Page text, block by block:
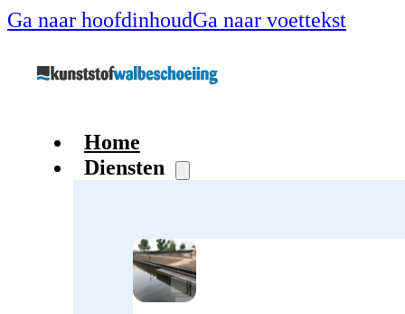
Ga naar hoofdinhoudGa naar voettekst
Home
Diensten